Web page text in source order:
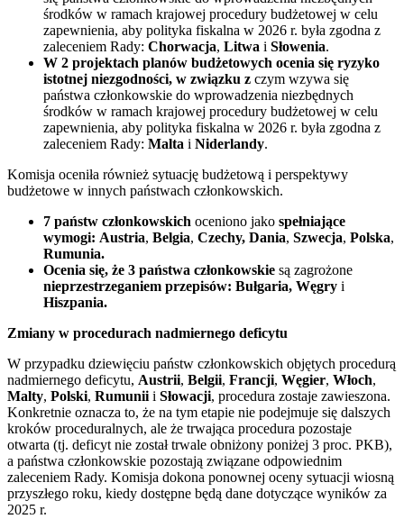
środków w ramach krajowej procedury budżetowej w celu
zapewnienia, aby polityka fiskalna w 2026 r. była zgodna z
zaleceniem Rady: Chorwacja, Litwa i Słowenia.
W 2 projektach planów budżetowych ocenia się ryzyko
istotnej niezgodności, w związku z czym wzywa się
państwa członkowskie do wprowadzenia niezbędnych
środków w ramach krajowej procedury budżetowej w celu
zapewnienia, aby polityka fiskalna w 2026 r. była zgodna z
zaleceniem Rady: Malta i Niderlandy.
Komisja oceniła również sytuację budżetową i perspektywy
budżetowe w innych państwach członkowskich.
7 państw członkowskich oceniono jako spełniające
wymogi: Austria, Belgia, Czechy, Dania, Szwecja, Polska,
Rumunia.
Ocenia się, że 3 państwa członkowskie są zagrożone
nieprzestrzeganiem przepisów: Bułgaria, Węgry i
Hiszpania.
Zmiany w procedurach nadmiernego deficytu
W przypadku dziewięciu państw członkowskich objętych procedurą
nadmiernego deficytu, Austrii, Belgii, Francji, Węgier, Włoch,
Malty, Polski, Rumunii i Słowacji, procedura zostaje zawieszona.
Konkretnie oznacza to, że na tym etapie nie podejmuje się dalszych
kroków proceduralnych, ale że trwająca procedura pozostaje
otwarta (tj. deficyt nie został trwale obniżony poniżej 3 proc. PKB),
a państwa członkowskie pozostają związane odpowiednim
zaleceniem Rady. Komisja dokona ponownej oceny sytuacji wiosną
przyszłego roku, kiedy dostępne będą dane dotyczące wyników za
2025 r.